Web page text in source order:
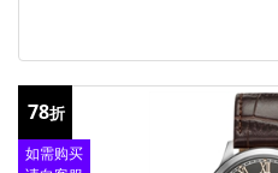
78折
如需购买